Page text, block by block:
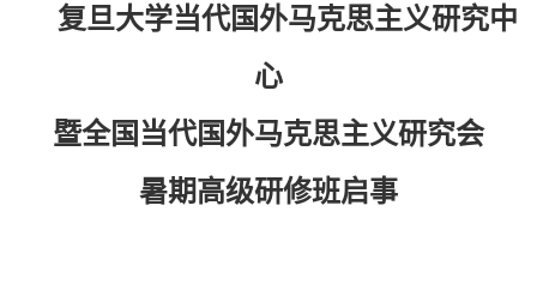
复旦大学当代国外马克思主义研究中
心
暨全国当代国外马克思主义研究会
暑期高级研修班启事